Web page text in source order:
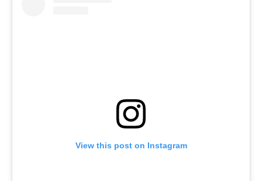
View this post on Instagram